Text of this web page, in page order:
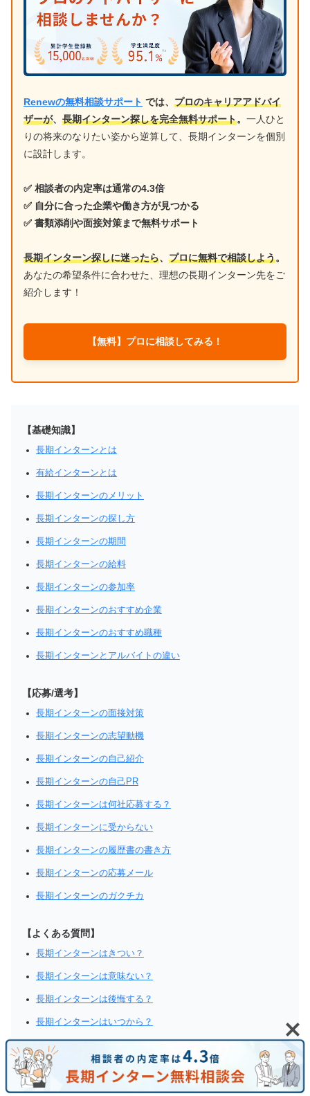
Renewの無料相談サポート では、 プロのキャリアアドバイ
ザーが、 長期インターン探しを完全無料サポート。 一人ひと
りの将来のなりたい姿から逆算して、長期インターンを個別
に設計します。
✅ 相談者の内定率は通常の4.3倍
✅ 自分に合った企業や働き方が見つかる
✅ 書類添削や面接対策まで無料サポート
長期インターン探しに迷ったら、 プロに無料で相談しよう。
あなたの希望条件に合わせた、理想の長期インターン先をご
紹介します！
【無料】プロに相談してみる！
【基礎知識】
長期インターンとは
有給インターンとは
長期インターンのメリット
長期インターンの探し方
長期インターンの期間
長期インターンの給料
長期インターンの参加率
長期インターンのおすすめ企業
長期インターンのおすすめ職種
長期インターンとアルバイトの違い
【応募/選考】
長期インターンの面接対策
長期インターンの志望動機
長期インターンの自己紹介
長期インターンの自己PR
長期インターンは何社応募する？
長期インターンに受からない
長期インターンの履歴書の書き方
長期インターンの応募メール
長期インターンのガクチカ
【よくある質問】
長期インターンはきつい？
長期インターンは意味ない？
長期インターンは後悔する？
長期インターンはいつから？
長期インターンは3年秋から遅い？
長期インターンが怖い
長期インターンは怪しい？